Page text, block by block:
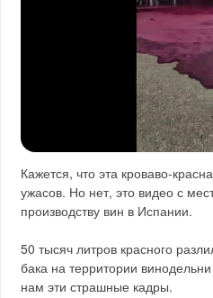
Кажется, что эта кроваво-
ужасов. Но нет, это видео с
производству вин в Испании.
50 тысяч литров красного
бака на территории
нам эти страшные кадры.